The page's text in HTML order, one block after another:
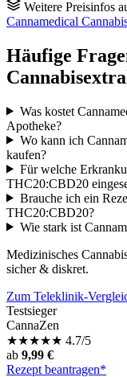
Weitere Preisinfos
Cannamedical
Häufige
Was kostet
Apotheke?
Wo kann ich
kaufen?
Für welche
THC20:CBD20
Brauche ich ein
THC20:CBD20?
Wie stark ist
Medizinisches
sicher & diskret.
Zum Teleklinik-
Testsieger
CannaZen
★★★★★ 4.7/5
ab 9,99 €
Rezept beantragen*